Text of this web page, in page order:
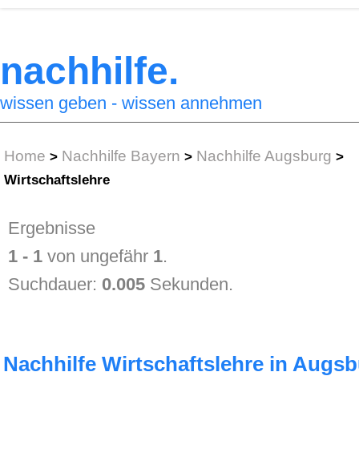
nachhilfe.
wissen geben - wissen annehmen
Home > Nachhilfe Bayern > Nachhilfe Augsburg >
Wirtschaftslehre
Ergebnisse
1 - 1 von ungefähr 1.
Suchdauer: 0.005 Sekunden.
Nachhilfe Wirtschaftslehre in